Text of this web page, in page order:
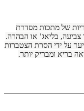
של מתכות מסדרת
בליאג’ או הבהרה.
על ידי הסרת הצטברות
בריא ומבריק יותר.